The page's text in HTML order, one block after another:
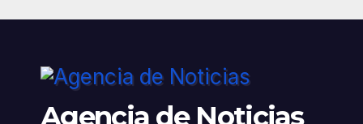
Salaverry
Luz
Agencia de Noticias